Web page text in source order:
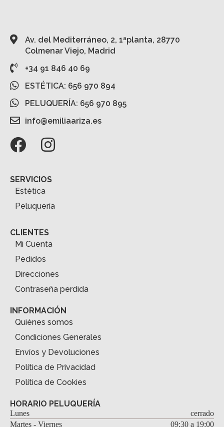
Av. del Mediterráneo, 2, 1ªplanta, 28770
Colmenar Viejo, Madrid
+34 91 846 40 69
ESTÉTICA: 656 970 894
PELUQUERÍA: 656 970 895
info@emiliaariza.es
SERVICIOS
Estética
Peluquería
CLIENTES
Mi Cuenta
Pedidos
Direcciones
Contraseña perdida
INFORMACIÓN
Quiénes somos
Condiciones Generales
Envíos y Devoluciones
Política de Privacidad
Política de Cookies
HORARIO PELUQUERÍA
Lunes
cerrado
Martes - Viernes
09:30 a 19:00